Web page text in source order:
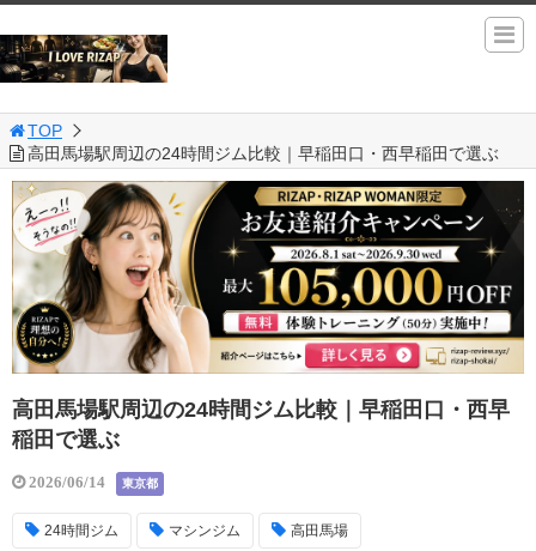
TOP
高田馬場駅周辺の24時間ジム比較｜早稲田口・西早稲田で選ぶ
高田馬場駅周辺の24時間ジム比較｜早稲田口・西早
稲田で選ぶ
2026/06/14 東京都
24時間ジム マシンジム 高田馬場